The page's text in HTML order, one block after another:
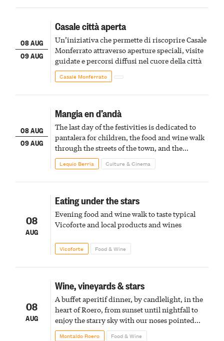
08 AUG
09 AUG
Casale città aperta
Un’iniziativa che permette di riscoprire Casale
Monferrato attraverso aperture speciali, visite
guidate e percorsi diffusi nel cuore della città
Casale Monferrato
08 AUG
09 AUG
Mangia en d’andà
The last day of the festivities is dedicated to
pantalera for children, the food and wine walk
through the streets of the town, and the
fireworks finale
Lequio Berria Culture & Cinema
08
AUG
Eating under the stars
Evening food and wine walk to taste typical
Vicoforte and local products and wines
Vicoforte Food & Wine
08
AUG
Wine, vineyards & stars
A buffet aperitif dinner, by candlelight, in the
heart of Roero, from sunset until nightfall to
enjoy the starry sky with our noses pointed
upward
Montaldo Roero Food & Wine